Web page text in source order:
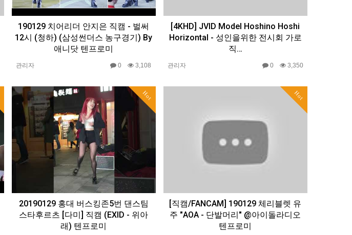
190129 치어리더 안지은 직캠 - 벌써
12시 (청하) (삼성썬더스 농구경기) By
애니닷 텐프로미
관리자 0 3,108
[4KHD] JVID Model Hoshino Hoshi
Horizontal - 성인을위한 전시회 가로
직…
관리자 0 3,350
Hot
20190129 홍대 버스킹존5번 댄스팀
스타후르츠 [다미] 직캠 (EXID - 위아
래) 텐프로미
Hot
[직캠/FANCAM] 190129 체리블렛 유
주 "AOA - 단발머리" @아이돌라디오
텐프로미